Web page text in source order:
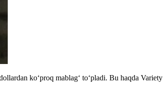
ko‘proq mablag‘ to‘pladi. Bu haqda Variety